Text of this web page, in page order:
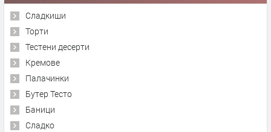
Сладкиши
Торти
Тестени десерти
Кремове
Палачинки
Бутер Тесто
Баници
Сладко